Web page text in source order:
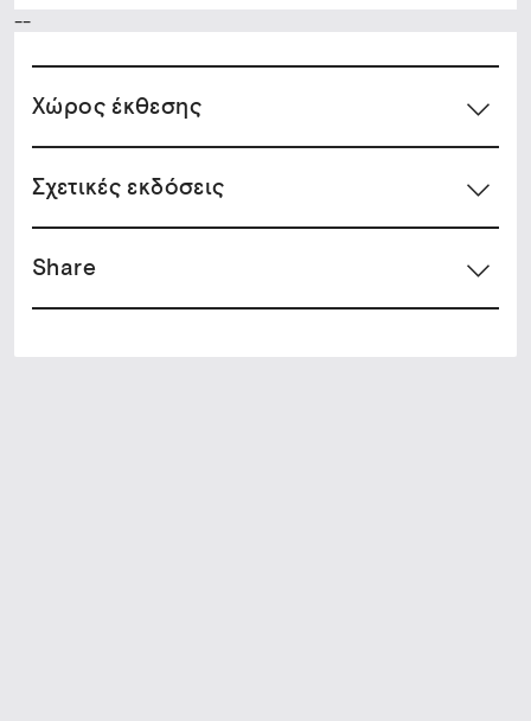
--
Xώρος έκθεσης
Σχετικές εκδόσεις
Share